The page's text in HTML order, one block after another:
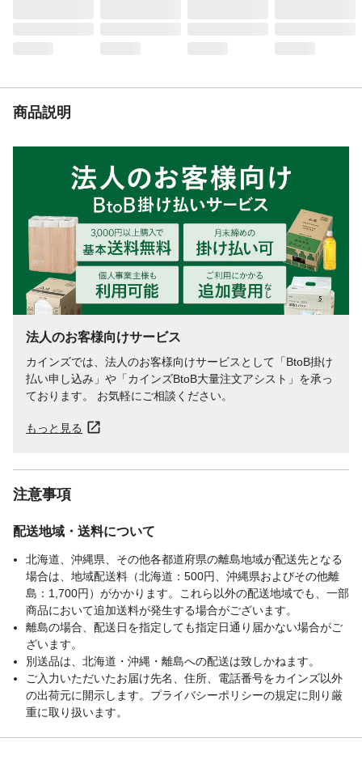
ださい。定められた使用方法を必ず守って
ください。
日本
ムカデ、ヤスデ、ゲジ
商品説明
法人のお客様向けサービス
カインズでは、法人のお客様向けサービスとして「BtoB掛け
払い申し込み」や「カインズBtoB大量注文アシスト」を承っ
ております。 お気軽にご相談ください。
もっと見る
注意事項
配送地域・送料について
北海道、沖縄県、その他各都道府県の離島地域が配送先となる
場合は、地域配送料（北海道：500円、沖縄県およびその他離
島：1,700円）がかかります。これら以外の配送地域でも、一部
商品において追加送料が発生する場合がございます。
離島の場合、配送日を指定しても指定日通り届かない場合がご
ざいます。
別送品は、北海道・沖縄・離島への配送は致しかねます。
ご入力いただいたお届け先名、住所、電話番号をカインズ以外
の出荷元に開示します。プライバシーポリシーの規定に則り厳
重に取り扱います。